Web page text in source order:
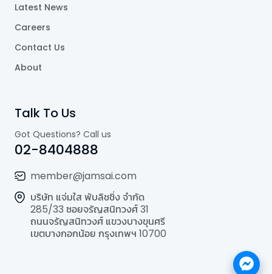
Latest News
Careers
Contact Us
About
Talk To Us
Got Questions? Call us
02-8404888
member@jamsai.com
บริษัท แจ่มใส พับลิชชิ่ง จำกัด
285/33 ซอยจรัญสนิทวงศ์ 31
ถนนจรัญสนิทวงศ์ แขวงบางขุนศรี
เขตบางกอกน้อย กรุงเทพฯ 10700